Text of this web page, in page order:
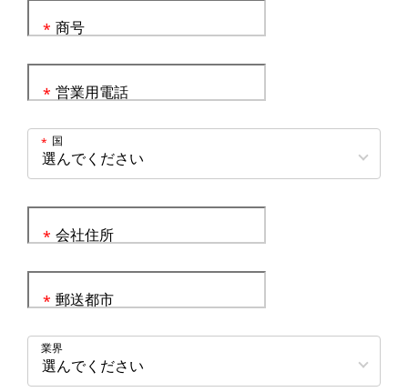
商号
*
営業用電話
*
国
*
会社住所
*
郵送都市
*
業界